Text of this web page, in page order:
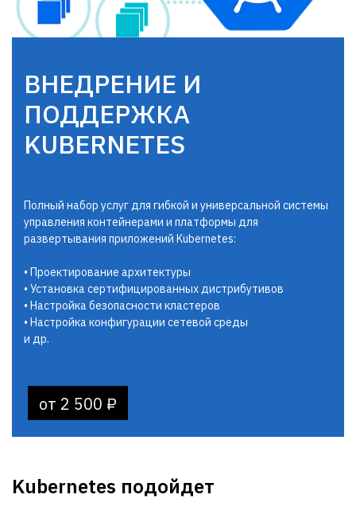
ВНЕДРЕНИЕ И
ПОДДЕРЖКА
KUBERNETES
Полный набор услуг для гибкой и универсальной системы
управления контейнерами и платформы для
развертывания приложений Kubernetes:
• Проектирование архитектуры
• Установка сертифицированных дистрибутивов
• Настройка безопасности кластеров
• Настройка конфигурации сетевой среды
и др.
от 2 500 ₽
Kubernetes подойдет